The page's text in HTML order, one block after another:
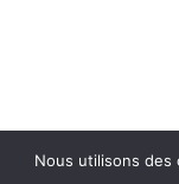
Nous utilisons des